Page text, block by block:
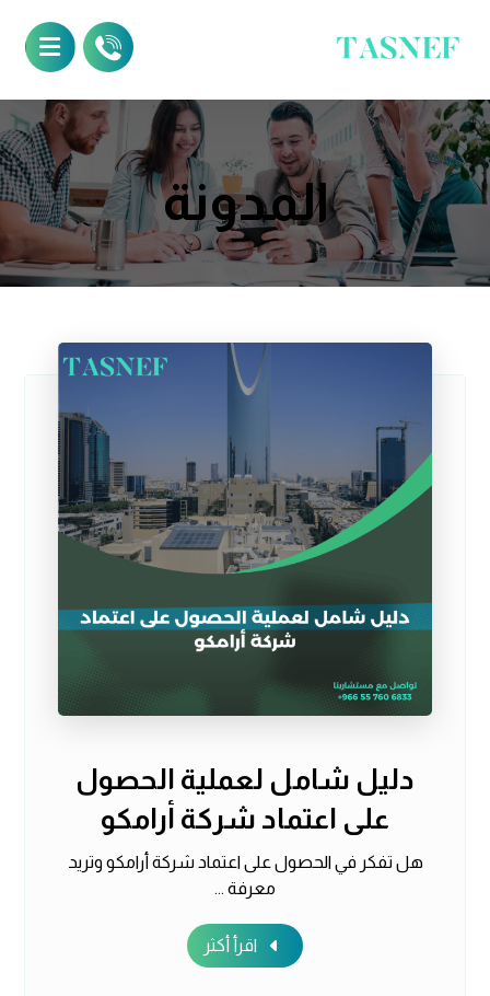
المدونة
دليل شامل لعملية الحصول
على اعتماد شركة أرامكو
هل تفكر في الحصول على اعتماد شركة أرامكو وتريد
معرفة ...
اقرأ أكثر